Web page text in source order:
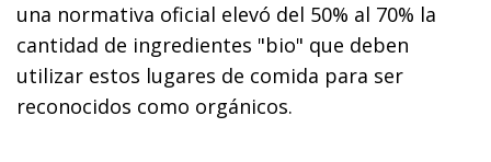
una normativa oficial elevó del 50% al 70% la
cantidad de ingredientes "bio" que deben
utilizar estos lugares de comida para ser
reconocidos como orgánicos.